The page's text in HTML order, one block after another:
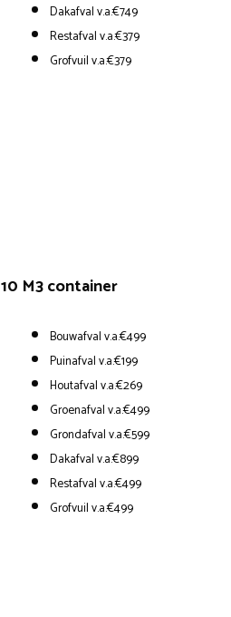
Dakafval v.a.€749
Restafval v.a.€379
Grofvuil v.a.€379
10 M3 container
Bouwafval v.a.€499
Puinafval v.a.€199
Houtafval v.a.€269
Groenafval v.a.€499
Grondafval v.a.€599
Dakafval v.a.€899
Restafval v.a.€499
Grofvuil v.a.€499